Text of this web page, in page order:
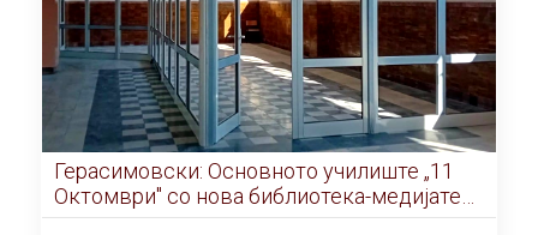
Герасимовски: Основното училиште „11
Октомври" со нова библиотека-медијатека
од септември